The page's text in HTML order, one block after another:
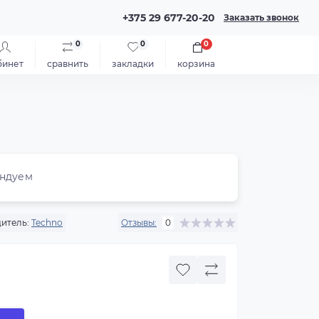
+375 29 677-20-20 Заказать звонок
сравнить
0
закладки
0
корзина
0
Techno Отзывы: 0